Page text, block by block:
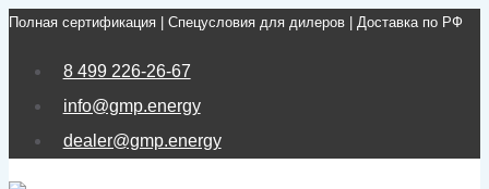
Перейти
Полная сертификация | Спецусловия для дилеров | Доставка по РФ
8 499 226-26-67
info@gmp.energy
dealer@gmp.energy